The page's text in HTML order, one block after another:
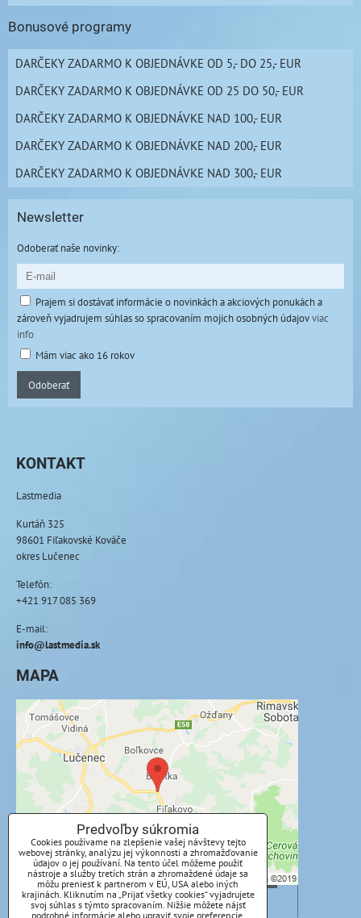
Bonusové programy
DARČEKY ZADARMO K OBJEDNÁVKE OD 5,- DO 25,- EUR
DARČEKY ZADARMO K OBJEDNÁVKE OD 25 DO 50,- EUR
DARČEKY ZADARMO K OBJEDNÁVKE NAD 100,- EUR
DARČEKY ZADARMO K OBJEDNÁVKE NAD 200,- EUR
DARČEKY ZADARMO K OBJEDNÁVKE NAD 300,- EUR
Newsletter
Odoberať naše novinky:
Prajem si dostávať informácie o novinkách a akciových ponukách a
zároveň vyjadrujem súhlas so spracovaním mojich osobných údajovviac
info
Mám viac ako 16 rokov
Odoberať
KONTAKT
Lastmedia
Kurtáň 325
98601 Fiľakovské Kováče
okres Lučenec
Telefón:
+421 917 085 369
E-mail:
info@lastmedia.sk
MAPA
Externý obsah je blokovaný Voľbami
súkromia
Prajete si načítať externý obsah?
Povoliť tentokrát
Povoliť a zapamätať - súhlas s druhom cookie:
Funkčné
Otvoriť obsah v novom okne
Predvoľby súkromia
Cookies používame na zlepšenie vašej návštevy tejto
webovej stránky, analýzu jej výkonnosti a zhromažďovanie
údajov o jej používaní. Na tento účel môžeme použiť
nástroje a služby tretích strán a zhromaždené údaje sa
môžu preniesť k partnerom v EÚ, USA alebo iných
krajinách. Kliknutím na „Prijať všetky cookies“ vyjadrujete
svoj súhlas s týmto spracovaním. Nižšie môžete nájsť
podrobné informácie alebo upraviť svoje preferencie.